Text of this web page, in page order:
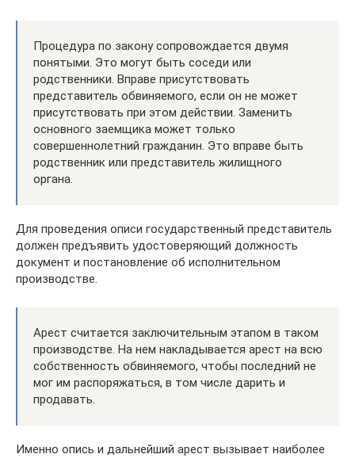
Процедура по закону сопровождается двумя
понятыми. Это могут быть соседи или
родственники. Вправе присутствовать
представитель обвиняемого, если он не может
присутствовать при этом действии. Заменить
основного заемщика может только
совершеннолетний гражданин. Это вправе быть
родственник или представитель жилищного
органа.
Для проведения описи государственный представитель
должен предъявить удостоверяющий должность
документ и постановление об исполнительном
производстве.
Арест считается заключительным этапом в таком
производстве. На нем накладывается арест на всю
собственность обвиняемого, чтобы последний не
мог им распоряжаться, в том числе дарить и
продавать.
Именно опись и дальнейший арест вызывает наиболее